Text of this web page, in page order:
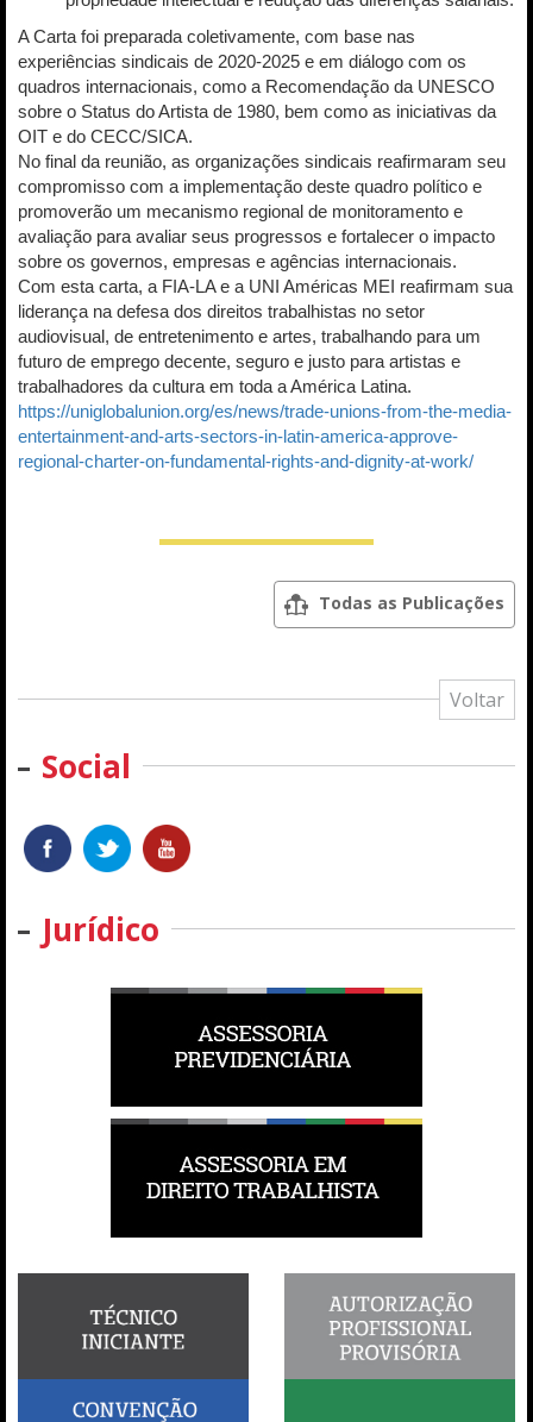
A Carta foi preparada coletivamente, com base nas
experiências sindicais de 2020-2025 e em diálogo com os
quadros internacionais, como a Recomendação da UNESCO
sobre o Status do Artista de 1980, bem como as iniciativas da
OIT e do CECC/SICA.
No final da reunião, as organizações sindicais reafirmaram seu
compromisso com a implementação deste quadro político e
promoverão um mecanismo regional de monitoramento e
avaliação para avaliar seus progressos e fortalecer o impacto
sobre os governos, empresas e agências internacionais.
Com esta carta, a FIA-LA e a UNI Américas MEI reafirmam sua
liderança na defesa dos direitos trabalhistas no setor
audiovisual, de entretenimento e artes, trabalhando para um
futuro de emprego decente, seguro e justo para artistas e
trabalhadores da cultura em toda a América Latina.
https://uniglobalunion.org/es/news/trade-unions-from-the-media-
entertainment-and-arts-sectors-in-latin-america-approve-
regional-charter-on-fundamental-rights-and-dignity-at-work/
Todas as Publicações
Voltar
Social
Jurídico